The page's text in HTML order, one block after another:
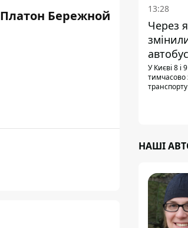
Платон Бережной 13:28
Через
У Києві 8 і
тимчасово
транспорту
НАШІ